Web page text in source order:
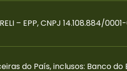
– EPP, CNPJ 14.108.884/
do País, inclusos: Banco do